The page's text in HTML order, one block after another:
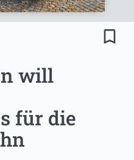
bookmark_border
will
für die